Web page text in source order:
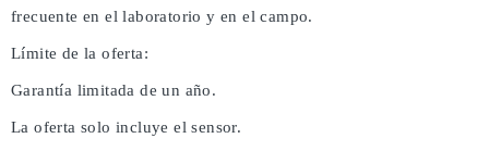
frecuente en el laboratorio y en el campo.
Límite de la oferta:
Garantía limitada de un año.
La oferta solo incluye el sensor.